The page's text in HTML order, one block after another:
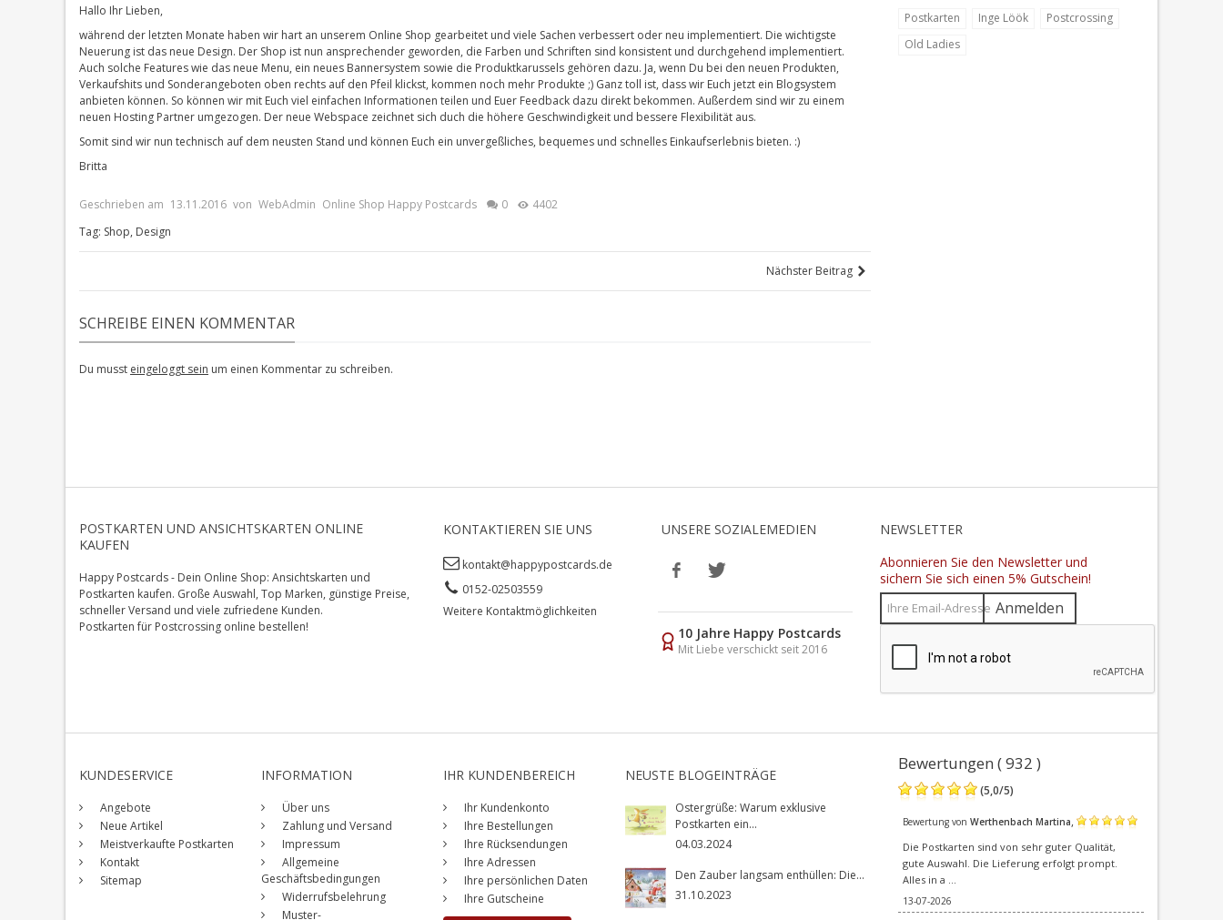
Hallo Ihr Lieben,
während der letzten Monate haben wir hart an unserem Online Shop gearbeitet und viele Sachen verbessert oder neu implementiert. Die wichtigste
Neuerung ist das neue Design. Der Shop ist nun ansprechender geworden, die Farben und Schriften sind konsistent und durchgehend implementiert.
Auch solche Features wie das neue Menu, ein neues Bannersystem sowie die Produktkarussels gehören dazu. Ja, wenn Du bei den neuen Produkten,
Verkaufshits und Sonderangeboten oben rechts auf den Pfeil klickst, kommen noch mehr Produkte ;) Ganz toll ist, dass wir Euch jetzt ein Blogsystem
anbieten können. So können wir mit Euch viel einfachen Informationen teilen und Euer Feedback dazu direkt bekommen. Außerdem sind wir zu einem
neuen Hosting Partner umgezogen. Der neue Webspace zeichnet sich duch die höhere Geschwindigkeit und bessere Flexibilität aus.
Somit sind wir nun technisch auf dem neusten Stand und können Euch ein unvergeßliches, bequemes und schnelles Einkaufserlebnis bieten. :)
Britta
Geschrieben am 13.11.2016 von WebAdmin Online Shop Happy Postcards 0
4402
Tag: Shop, Design
Nächster Beitrag
SCHREIBE EINEN KOMMENTAR
Du musst eingeloggt sein um einen Kommentar zu schreiben.
Postkarten Inge Löök
Postcrossing
Old Ladies
POSTKARTEN UND ANSICHTSKARTEN ONLINE
KAUFEN
Happy Postcards - Dein Online Shop: Ansichtskarten und
Postkarten kaufen. Große Auswahl, Top Marken, günstige Preise,
schneller Versand und viele zufriedene Kunden.
Postkarten für Postcrossing online bestellen!
KONTAKTIEREN SIE UNS
kontakt@happypostcards.de
0152-02503559
Weitere Kontaktmöglichkeiten
UNSERE SOZIALEMEDIEN
10 Jahre Happy Postcards
Mit Liebe verschickt seit 2016
NEWSLETTER
Abonnieren Sie den Newsletter und
sichern Sie sich einen 5% Gutschein!
Anmelden
KUNDESERVICE
Angebote
Neue Artikel
Meistverkaufte Postkarten
Kontakt
Sitemap
INFORMATION
Über uns
Zahlung und Versand
Impressum
Allgemeine
Geschäftsbedingungen
Widerrufsbelehrung
Muster-
IHR KUNDENBEREICH
Ihr Kundenkonto
Ihre Bestellungen
Ihre Rücksendungen
Ihre Adressen
Ihre persönlichen Daten
Ihre Gutscheine
NEUSTE BLOGEINTRÄGE
Ostergrüße: Warum exklusive
Postkarten ein...
04.03.2024
Den Zauber langsam enthüllen: Die...
31.10.2023
Bewertungen ( 932 )
(5,0/5)
Bewertung von Werthenbach Martina,
Die Postkarten sind von sehr guter Qualität,
gute Auswahl. Die Lieferung erfolgt prompt.
Alles in a ...
13-07-2026